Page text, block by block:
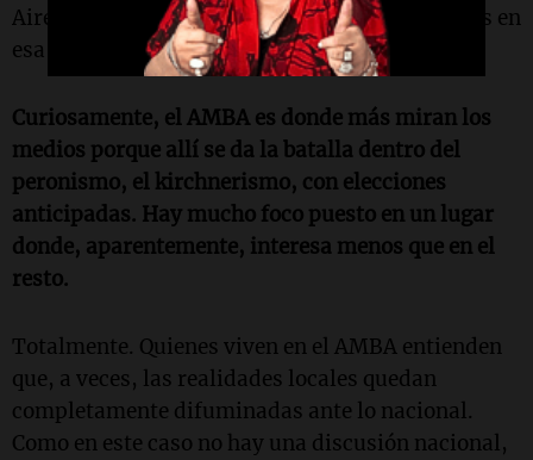
Aires y el conurbano). Percibimos menor interés en
esa zona que en el interior.
Curiosamente, el AMBA es donde más miran los
medios porque allí se da la batalla dentro del
peronismo, el kirchnerismo, con elecciones
anticipadas. Hay mucho foco puesto en un lugar
donde, aparentemente, interesa menos que en el
resto.
Totalmente. Quienes viven en el AMBA entienden
que, a veces, las realidades locales quedan
completamente difuminadas ante lo nacional.
Como en este caso no hay una discusión nacional,